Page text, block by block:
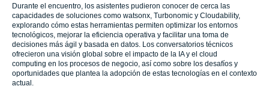
Durante el encuentro, los asistentes pudieron conocer de cerca las
capacidades de soluciones como watsonx, Turbonomic y Cloudability,
explorando cómo estas herramientas permiten optimizar los entornos
tecnológicos, mejorar la eficiencia operativa y facilitar una toma de
decisiones más ágil y basada en datos. Los conversatorios técnicos
ofrecieron una visión global sobre el impacto de la IA y el cloud
computing en los procesos de negocio, así como sobre los desafíos y
oportunidades que plantea la adopción de estas tecnologías en el contexto
actual.